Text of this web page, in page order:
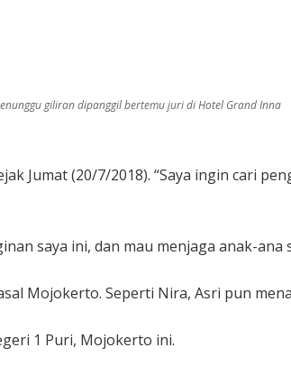
giliran dipanggil bertemu juri di Hotel Grand Inna
Jumat (20/7/2018). “Saya ingin cari
saya ini, dan mau menjaga anak-ana
Mojokerto. Seperti Nira, Asri pun
1 Puri, Mojokerto ini.